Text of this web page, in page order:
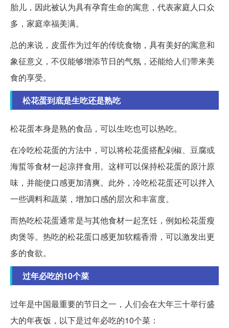
胎儿，因此被认为具有孕育生命的寓意，代表家庭人口众
多，家庭幸福美满。
总的来说，皮蛋作为过年的传统食物，具有美好的寓意和
象征意义，不仅能够增添节日的气氛，还能给人们带来美
食的享受。
松花蛋到底是生吃还是熟吃
松花蛋本身是熟的食品，可以生吃也可以热吃。
在冷吃松花蛋的方法中，可以将松花蛋搭配剁椒、豆腐或
海蜇等食材一起凉拌食用。这样可以保持松花蛋的原汁原
味，并能使口感更加清爽。此外，冷吃松花蛋还可以拌入
一些调料和蔬菜，增加口感的层次和丰富度。
而热吃松花蛋通常是与其他食材一起烹饪，例如松花蛋瘦
肉煲等。热吃的松花蛋口感更加软糯香滑，可以激发出更
多的食欲。
过年必吃的10个菜
过年是中国最重要的节日之一，人们会在大年三十举行盛
大的年夜饭，以下是过年必吃的10个菜：